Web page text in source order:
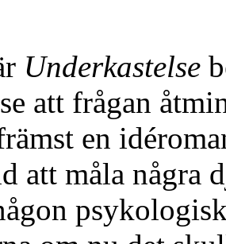
Underkastelse
att frågan
en
att måla några